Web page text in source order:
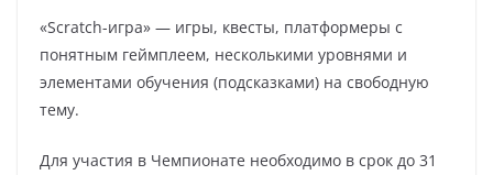
«Scratch-игра» — игры, квесты, платформеры с
понятным геймплеем, несколькими уровнями и
элементами обучения (подсказками) на свободную
тему.
Для участия в Чемпионате необходимо в срок до 31